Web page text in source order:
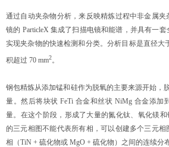
通过自动夹杂物分析，来反映精炼过程中非金属
镜的 ParticleX 集成了扫描电镜和能谱，并具有一
实现夹杂物的快速检测和分类。分析目标是直径大
积超过 70 mm2。
钢包精炼从添加锰和硅作为脱氧的主要来源开始，
量。然后将块状 FeTi 合金和丝状 NiMg 合金添加
量。在这个阶段，形成了大量的氮化钛、氧化镁
的三元相图不能代表所有相，可以创建多个三元
相（TiN + 硫化物或 MgO + 硫化物）之间的连续分